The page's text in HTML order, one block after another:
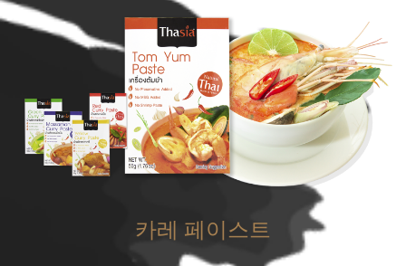
카레 페이스트